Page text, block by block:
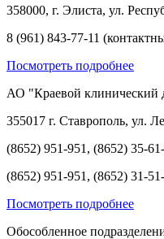
358000, г. Элиста, ул.
8 (961) 843-77-11
Посмотреть подробнее
АО "Краевой клинический
355017 г. Ставрополь, ул.
(8652) 951-951, (8652) 35-
(8652) 951-951, (8652) 31-
Посмотреть подробнее
Обособленное